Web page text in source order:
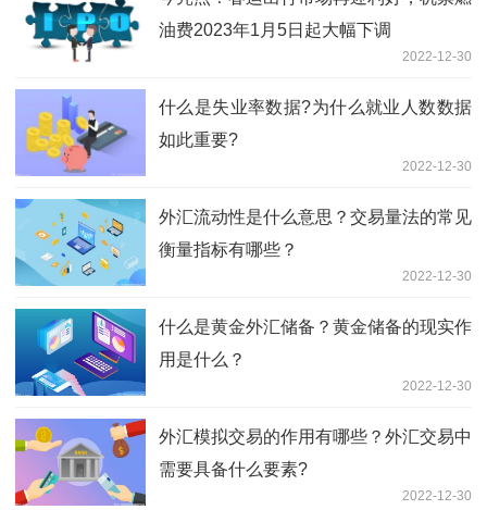
油费2023年1月5日起大幅下调
2022-12-30
什么是失业率数据?为什么就业人数数据
如此重要?
2022-12-30
外汇流动性是什么意思？交易量法的常见
衡量指标有哪些？
2022-12-30
什么是黄金外汇储备？黄金储备的现实作
用是什么？
2022-12-30
外汇模拟交易的作用有哪些？外汇交易中
需要具备什么要素?
2022-12-30